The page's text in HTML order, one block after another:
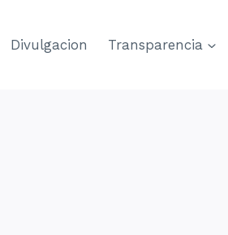
Divulgacion Transparencia